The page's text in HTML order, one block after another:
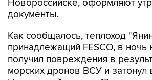
Как сообщалось, теплоход
получил повреждения в
морских дронов ВСУ и затонул
Новороссийска, все 17 членов
спасены.